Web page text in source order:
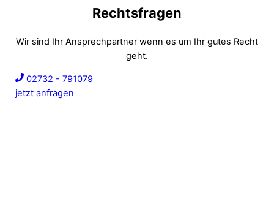
Rechtsfragen
Wir sind Ihr Ansprechpartner wenn es um Ihr gutes Recht
geht.
02732 - 791079
jetzt anfragen